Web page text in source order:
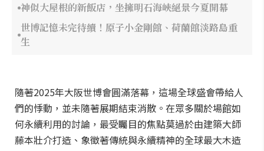
神似大屋根的新飯店，坐擁明石海峽絕景今夏開幕
世博記憶未完待續！原子小金剛館、荷蘭館淡路島重
生
隨著2025年大阪世博會圓滿落幕，這場全球盛會帶給人
們的悸動，並未隨著展期結束消散。在眾多關於場館如
何永續利用的討論，最受矚目的焦點莫過於由建築大師
藤本壯介打造、象徵著傳統與永續精神的全球最大木造